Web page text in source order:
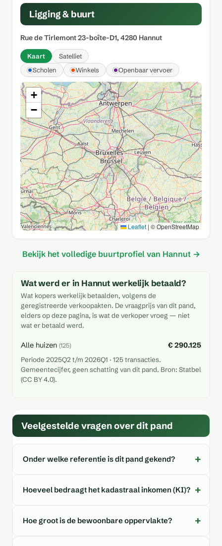
Ligging & buurt
Rue de Tirlemont 23-boîte-D1, 4280 Hannut
Kaart
Satelliet
Scholen
Winkels Openbaar vervoer
+
−
Leaflet | © OpenStreetMap
Bekijk het volledige buurtprofiel van Hannut →
Wat werd er in Hannut werkelijk betaald?
Wat kopers werkelijk betaalden, volgens de
geregistreerde verkoopakten. De vraagprijs van dit pand,
elders op deze pagina, is wat de verkoper vroeg — niet
wat er betaald werd.
Alle huizen (125) € 290.125
Periode 2025Q2 t/m 2026Q1 · 125 transacties.
Gemeentecijfer, geen schatting van dit pand. Bron: Statbel
(CC BY 4.0).
Veelgestelde vragen over dit pand
Onder welke referentie is dit pand gekend?
Hoeveel bedraagt het kadastraal inkomen (KI)?
Hoe groot is de bewoonbare oppervlakte?